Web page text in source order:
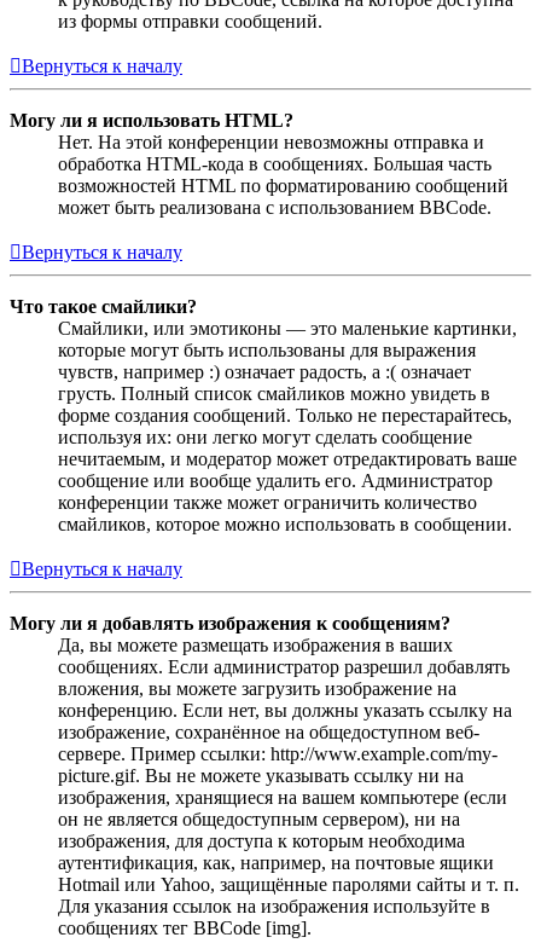
из формы отправки сообщений.
Вернуться к началу
Могу ли я использовать HTML?
Нет. На этой конференции невозможны отправка и
обработка HTML-кода в сообщениях. Большая часть
возможностей HTML по форматированию сообщений
может быть реализована с использованием BBCode.
Вернуться к началу
Что такое смайлики?
Смайлики, или эмотиконы — это маленькие картинки,
которые могут быть использованы для выражения
чувств, например :) означает радость, а :( означает
грусть. Полный список смайликов можно увидеть в
форме создания сообщений. Только не перестарайтесь,
используя их: они легко могут сделать сообщение
нечитаемым, и модератор может отредактировать ваше
сообщение или вообще удалить его. Администратор
конференции также может ограничить количество
смайликов, которое можно использовать в сообщении.
Вернуться к началу
Могу ли я добавлять изображения к сообщениям?
Да, вы можете размещать изображения в ваших
сообщениях. Если администратор разрешил добавлять
вложения, вы можете загрузить изображение на
конференцию. Если нет, вы должны указать ссылку на
изображение, сохранённое на общедоступном веб-
сервере. Пример ссылки: http://www.example.com/my-
picture.gif. Вы не можете указывать ссылку ни на
изображения, хранящиеся на вашем компьютере (если
он не является общедоступным сервером), ни на
изображения, для доступа к которым необходима
аутентификация, как, например, на почтовые ящики
Hotmail или Yahoo, защищённые паролями сайты и т. п.
Для указания ссылок на изображения используйте в
сообщениях тег BBCode [img].